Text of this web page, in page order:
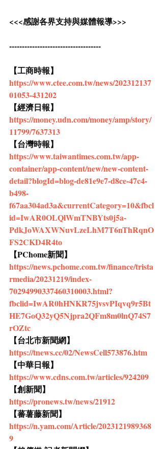
<<<感謝各界支持與媒體報導>>>
------------------------------------
【工商時報】
https://www.ctee.com.tw/news/202312137
01053-431202
【經濟日報】
https://money.udn.com/money/amp/story/
11799/7637313
【台灣時報】
https://www.taiwantimes.com.tw/app-
container/app-content/new/new-content-
detail?blogId=blog-de81e9e7-d8ce-47c4-
b498-
f67aa304ad3a&currentCategory=10&fbcl
id=IwAR0OLQlWmTNBYts0j5a-
PdkJoWAXWNuvLzeLhM7T6nThRqnO
FS2CKD4R4to
【PChome新聞】
https://news.pchome.com.tw/finance/trista
rmedia/20231219/index-
70294990337460310003.html?
fbclid=IwAR0hHNKR75jvsvPIqvq9r5Bt
HE7GoQ32yQ5Njpra2QFm8m0lnQ74S7
rOZtc
【台北市新聞網】
https://tnews.cc/02/NewsCell573876.htm
【中華日報】
https://www.cdns.com.tw/articles/924209
【創新聞】
https://pronews.tw/news/21912
【蕃薯藤新聞】
https://n.yam.com/Article/2023121989368
9